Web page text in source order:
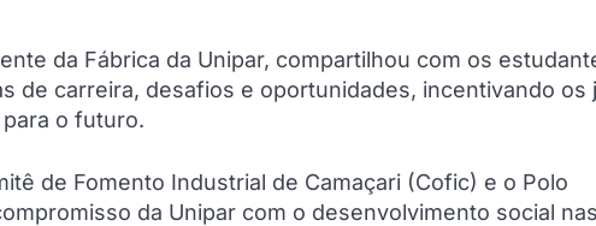
da Fábrica da Unipar, compartilhou com os
de carreira, desafios e oportunidades, incentivando os
o futuro.
de Fomento Industrial de Camaçari (Cofic) e o Polo
da Unipar com o desenvolvimento social